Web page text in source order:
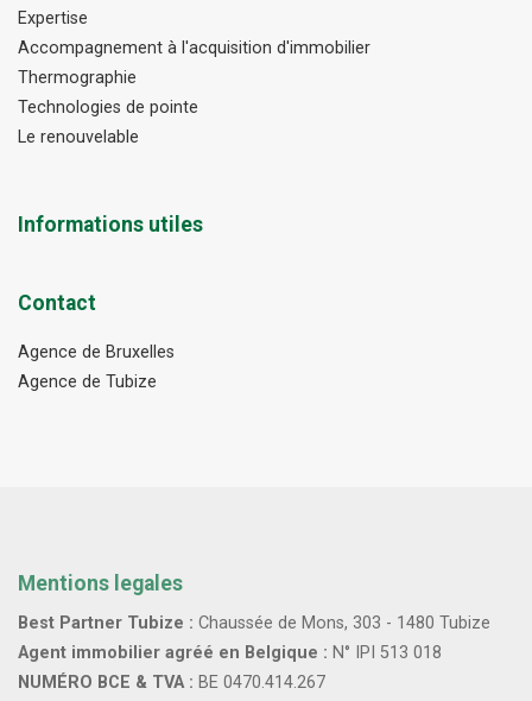
Expertise
Accompagnement à l'acquisition d'immobilier
Thermographie
Technologies de pointe
Le renouvelable
Informations utiles
Contact
Agence de Bruxelles
Agence de Tubize
Mentions legales
Best Partner Tubize : Chaussée de Mons, 303 - 1480 Tubize
Agent immobilier agréé en Belgique : N° IPI 513 018
NUMÉRO BCE & TVA : BE 0470.414.267